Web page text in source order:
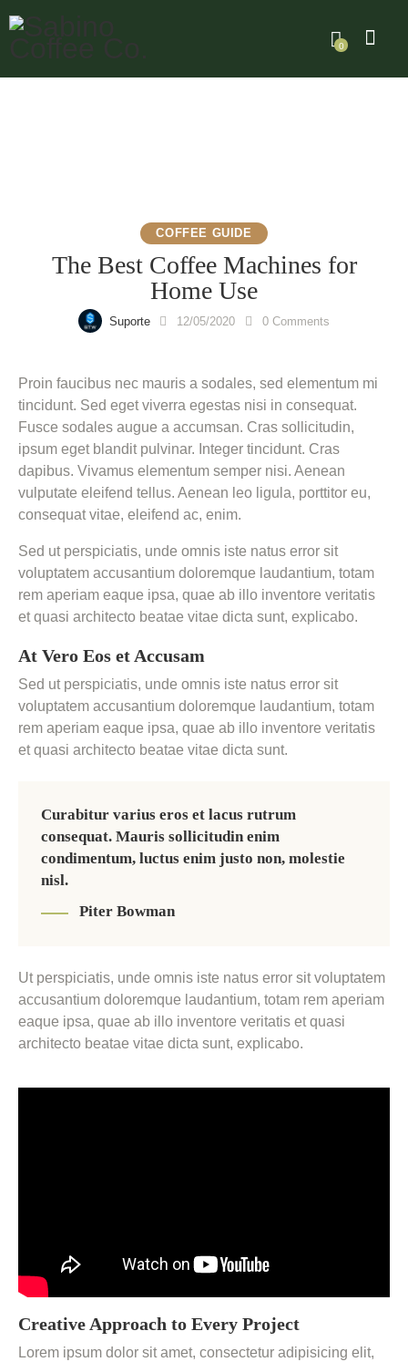
0
COFFEE GUIDE
The Best Coffee Machines for
Home Use
Suporte 12/05/2020 0 Comments
Proin faucibus nec mauris a sodales, sed elementum mi
tincidunt. Sed eget viverra egestas nisi in consequat.
Fusce sodales augue a accumsan. Cras sollicitudin,
ipsum eget blandit pulvinar. Integer tincidunt. Cras
dapibus. Vivamus elementum semper nisi. Aenean
vulputate eleifend tellus. Aenean leo ligula, porttitor eu,
consequat vitae, eleifend ac, enim.
Sed ut perspiciatis, unde omnis iste natus error sit
voluptatem accusantium doloremque laudantium, totam
rem aperiam eaque ipsa, quae ab illo inventore veritatis
et quasi architecto beatae vitae dicta sunt, explicabo.
At Vero Eos et Accusam
Sed ut perspiciatis, unde omnis iste natus error sit
voluptatem accusantium doloremque laudantium, totam
rem aperiam eaque ipsa, quae ab illo inventore veritatis
et quasi architecto beatae vitae dicta sunt.
Curabitur varius eros et lacus rutrum
consequat. Mauris sollicitudin enim
condimentum, luctus enim justo non, molestie
nisl.
Piter Bowman
Ut perspiciatis, unde omnis iste natus error sit voluptatem
accusantium doloremque laudantium, totam rem aperiam
eaque ipsa, quae ab illo inventore veritatis et quasi
architecto beatae vitae dicta sunt, explicabo.
Creative Approach to Every Project
Lorem ipsum dolor sit amet, consectetur adipisicing elit,